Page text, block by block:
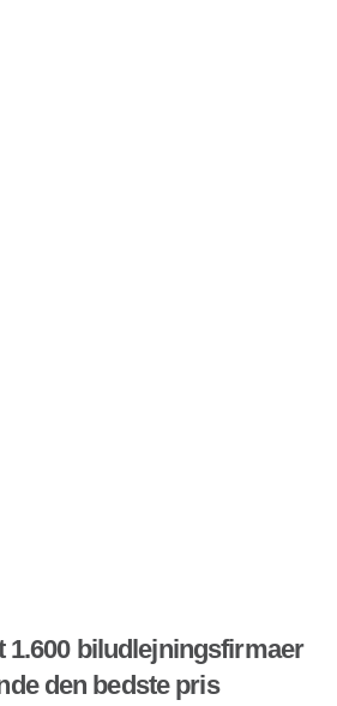
1.600 biludlejningsfirmaer
den bedste pris